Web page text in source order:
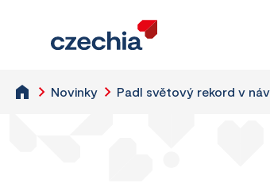
Novinky Padl světový rekord v